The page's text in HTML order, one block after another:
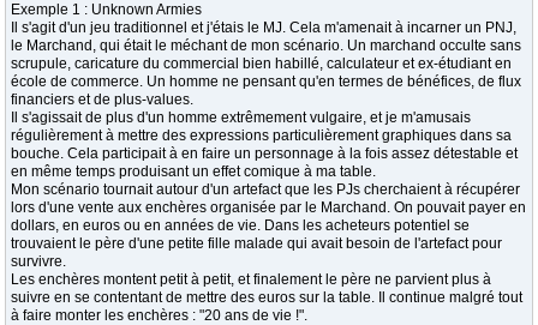
Exemple 1 : Unknown Armies
Il s'agit d'un jeu traditionnel et j'étais le MJ. Cela m'amenait à incarner un PNJ,
le Marchand, qui était le méchant de mon scénario. Un marchand occulte sans
scrupule, caricature du commercial bien habillé, calculateur et ex-étudiant en
école de commerce. Un homme ne pensant qu'en termes de bénéfices, de flux
financiers et de plus-values.
Il s'agissait de plus d'un homme extrêmement vulgaire, et je m'amusais
régulièrement à mettre des expressions particulièrement graphiques dans sa
bouche. Cela participait à en faire un personnage à la fois assez détestable et
en même temps produisant un effet comique à ma table.
Mon scénario tournait autour d'un artefact que les PJs cherchaient à récupérer
lors d'une vente aux enchères organisée par le Marchand. On pouvait payer en
dollars, en euros ou en années de vie. Dans les acheteurs potentiel se
trouvaient le père d'une petite fille malade qui avait besoin de l'artefact pour
survivre.
Les enchères montent petit à petit, et finalement le père ne parvient plus à
suivre en se contentant de mettre des euros sur la table. Il continue malgré tout
à faire monter les enchères : "20 ans de vie !".